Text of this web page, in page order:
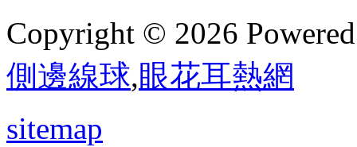
Copyright © 2026
側邊線球,眼花耳熱網
sitemap